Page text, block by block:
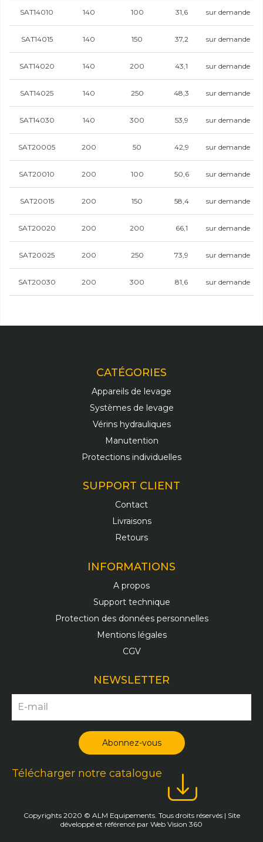
SAT14010 140 100 31,6 sur demande
SAT14015 140 150 37,2 sur demande
SAT14020 140 200 43,1 sur demande
SAT14025 140 250 48,3 sur demande
SAT14030 140 300 53,9 sur demande
SAT20005 200 50 42,9 sur demande
SAT20010 200 100 50,6 sur demande
SAT20015 200 150 58,4 sur demande
SAT20020 200 200 66,1 sur demande
SAT20025 200 250 73,9 sur demande
SAT20030 200 300 81,6 sur demande
CATÉGORIES
Appareils de levage
Systèmes de levage
Vérins hydrauliques
Manutention
Protections individuelles
SUPPORT CLIENT
Contact
Livraisons
Retours
INFORMATIONS
A propos
Support technique
Protection des données personnelles
Mentions légales
CGV
NEWSLETTER
Télécharger notre catalogue
Copyrights 2020 © ALM Equipements. Tous droits réservés | Site
développé et référencé par Web Vision 360